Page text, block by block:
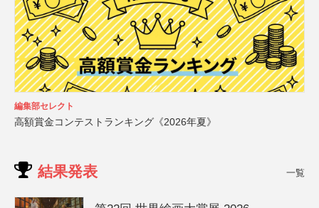
編集部セレクト
高額賞金コンテストランキング《2026年夏》
結果発表 一覧